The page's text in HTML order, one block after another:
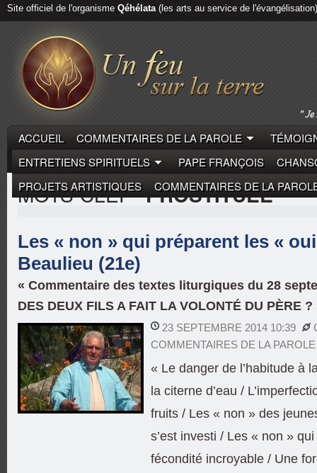
Site officiel de l'organisme Qéhélata(les arts au service de l'évangélisation)
ACCUEIL COMMENTAIRES DE LA PAROLE
ENTRETIENS SPIRITUELS
PAPE FRANÇOIS
PROJETS ARTISTIQUES
COMMENTAIRES DE LA
MOTS-CLEF"PROSTITUÉE"
Les « non » qui préparent les «
Beaulieu (21e)
« Commentaire des textes liturgiques du 28
DES DEUX FILS A FAIT LA VOLONTÉ DU PÈRE ?
23 SEPTEMBRE 2014 10:39
COMMENTAIRES DE LA PAROLE
« Le danger de l’habitude à
la citerne d’eau /
fruits / Les « non » des
s’est investi / Les « non »
fécondité incroyable / Une